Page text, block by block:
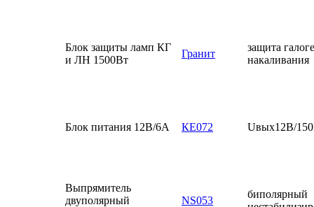
Блок защиты ламп КГ
и ЛН 1500Вт
Гранит
защита
накаливания
Блок питания 12В/6А КЕ072 Uвых12В/
Выпрямитель
двуполярный
NS053
биполярный